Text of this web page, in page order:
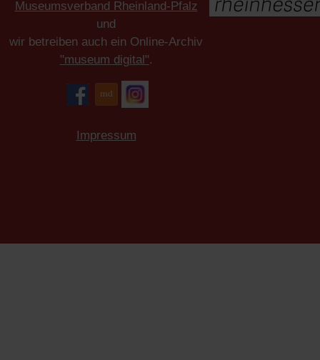
Museumsverband Rheinland-Pfalz
und
wir betreiben auch ein Online-Archiv
"museum digital".
Impressum